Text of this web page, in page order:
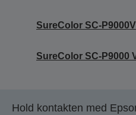
SureColor SC-P9000V
SureColor SC-P9000
Hold kontakten med